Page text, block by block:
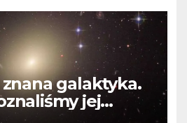
galaktyka.
jej